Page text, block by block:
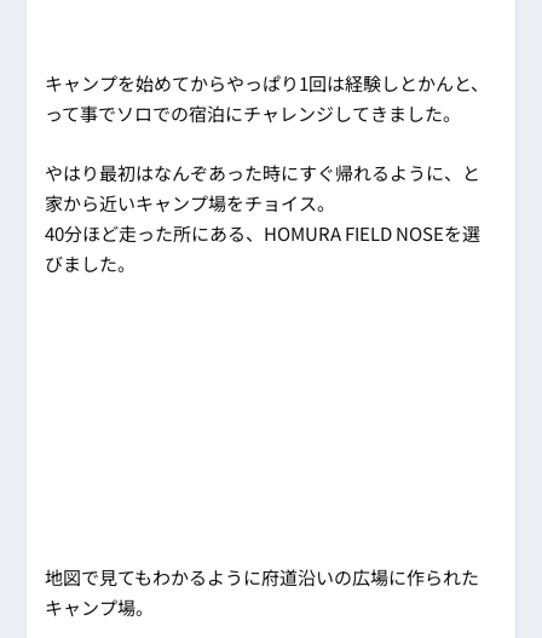
キャンプを始めてからやっぱり1回は経験しとかんと、
って事でソロでの宿泊にチャレンジしてきました。
やはり最初はなんぞあった時にすぐ帰れるように、と
家から近いキャンプ場をチョイス。
40分ほど走った所にある、HOMURA FIELD NOSEを選
びました。
地図で見てもわかるように府道沿いの広場に作られた
キャンプ場。